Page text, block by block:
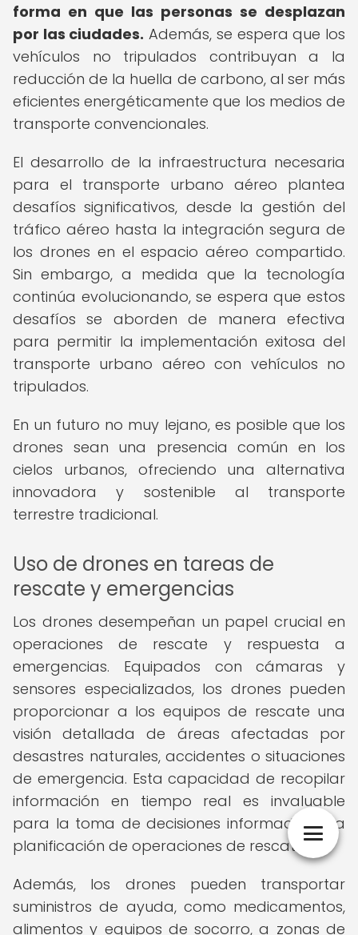
forma en que las personas se desplazan
por las ciudades. Además, se espera que los
vehículos no tripulados contribuyan a la
reducción de la huella de carbono, al ser más
eficientes energéticamente que los medios de
transporte convencionales.
El desarrollo de la infraestructura necesaria
para el transporte urbano aéreo plantea
desafíos significativos, desde la gestión del
tráfico aéreo hasta la integración segura de
los drones en el espacio aéreo compartido.
Sin embargo, a medida que la tecnología
continúa evolucionando, se espera que estos
desafíos se aborden de manera efectiva
para permitir la implementación exitosa del
transporte urbano aéreo con vehículos no
tripulados.
En un futuro no muy lejano, es posible que los
drones sean una presencia común en los
cielos urbanos, ofreciendo una alternativa
innovadora y sostenible al transporte
terrestre tradicional.
Uso de drones en tareas de
rescate y emergencias
Los drones desempeñan un papel crucial en
operaciones de rescate y respuesta a
emergencias. Equipados con cámaras y
sensores especializados, los drones pueden
proporcionar a los equipos de rescate una
visión detallada de áreas afectadas por
desastres naturales, accidentes o situaciones
de emergencia. Esta capacidad de recopilar
información en tiempo real es invaluable
para la toma de decisiones informadas y la
planificación de operaciones de rescate.
Además, los drones pueden transportar
suministros de ayuda, como medicamentos,
alimentos y equipos de socorro, a zonas de